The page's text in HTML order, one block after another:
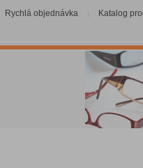
Rychlá objednávka Katalog